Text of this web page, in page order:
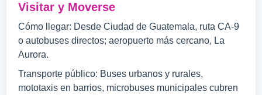
Visitar y Moverse
Cómo llegar: Desde Ciudad de Guatemala, ruta CA-9
o autobuses directos; aeropuerto más cercano, La
Aurora.
Transporte público: Buses urbanos y rurales,
mototaxis en barrios, microbuses municipales cubren